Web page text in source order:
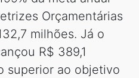
Orçamentárias
milhões. Já o
R$ 389,1
superior ao objetivo